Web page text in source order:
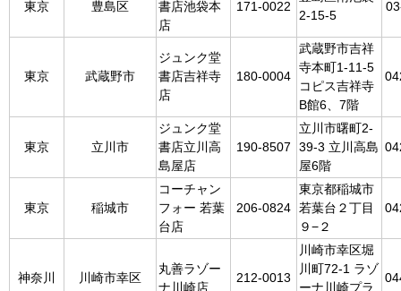
東京 豊島区
書店池袋本
店
171-0022
2-15-5
東京 武蔵野市
ジュンク堂
書店吉祥寺
店
180-0004
武蔵野市吉祥
寺本町1-11-5
コピス吉祥寺
B館6、7階
東京 立川市
ジュンク堂
書店立川高
島屋店
190-8507
立川市曙町2-
39-3 立川高島
屋6階
東京 稲城市
コーチャン
フォー 若葉
台店
206-0824
東京都稲城市
若葉台２丁目
９−２
神奈川 川崎市幸区
丸善ラゾー
ナ川崎店
212-0013
川崎市幸区堀
川町72-1 ラゾ
ーナ川崎プラ